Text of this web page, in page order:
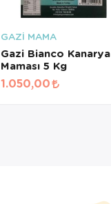
GAZİ MAMA
Gazi Bianco Kanarya
Maması 5 Kg
1.050,00